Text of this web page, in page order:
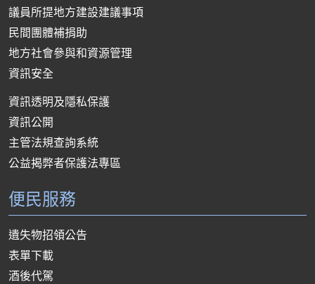
議員所提地方建設建議事項
民間團體補捐助
地方社會參與和資源管理
資訊安全
資訊透明及隱私保護
資訊公開
主管法規查詢系統
公益揭弊者保護法專區
便民服務
遺失物招領公告
表單下載
酒後代駕